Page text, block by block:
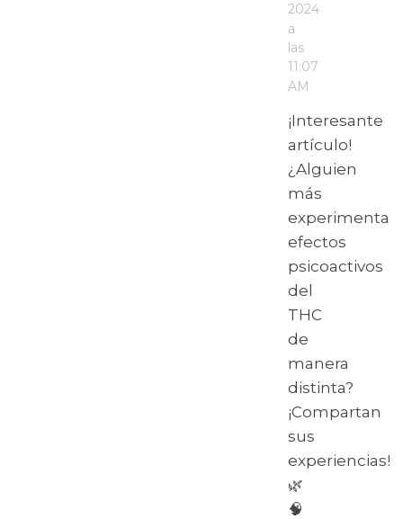
2024
a
las
11:07
AM
¡Interesante
artículo!
¿Alguien
más
experimenta
efectos
psicoactivos
del
THC
de
manera
distinta?
¡Compartan
sus
experiencias!
🌿
🧠